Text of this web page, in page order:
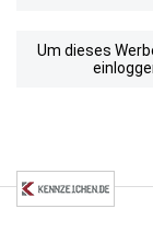
Um dieses